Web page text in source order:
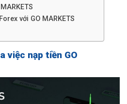
với GO MARKETS
việc nạp tiền GO